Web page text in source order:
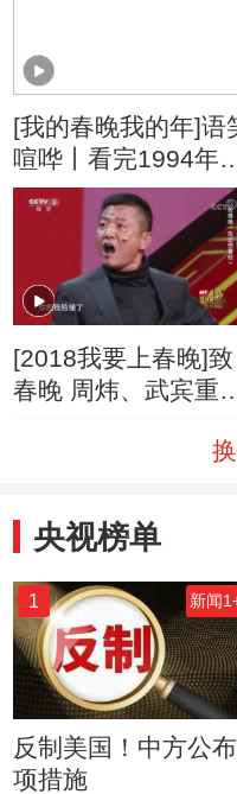
[我的春晚我的年]语
喧哗丨看完1994年
晚 你能和家人彻夜
[2018我要上春晚]致
春晚 周炜、武宾重新
央视榜单
1 新闻
反制美国！中方公
项措施